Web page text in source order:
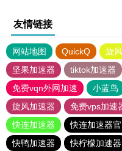
友情链接
网站地图 QuickQ 旋
坚果加速器
tiktok加速器
免费vqn外网加速
小蓝鸟
旋风加速器
免费vps加速
快连加速器
快连加速器
快鸭加速器
快柠檬加速器